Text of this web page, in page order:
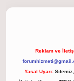
Reklam ve
Yasal Uyarı: